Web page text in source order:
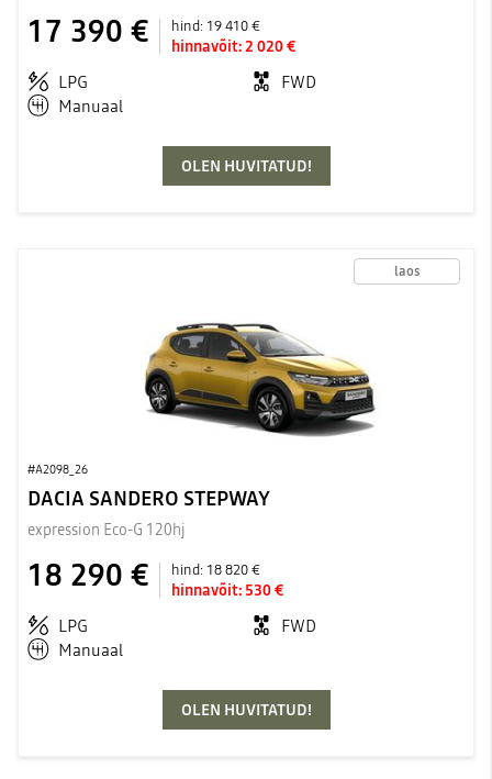
17 390 € hind: 19 410 €
hinnavõit:2 020 €
LPG
FWD
Manuaal
OLEN HUVITATUD!
laos
#A2098_26
DACIA SANDERO STEPWAY
expression Eco-G 120hj
18 290 € hind: 18 820 €
hinnavõit: 530 €
LPG
FWD
Manuaal
OLEN HUVITATUD!